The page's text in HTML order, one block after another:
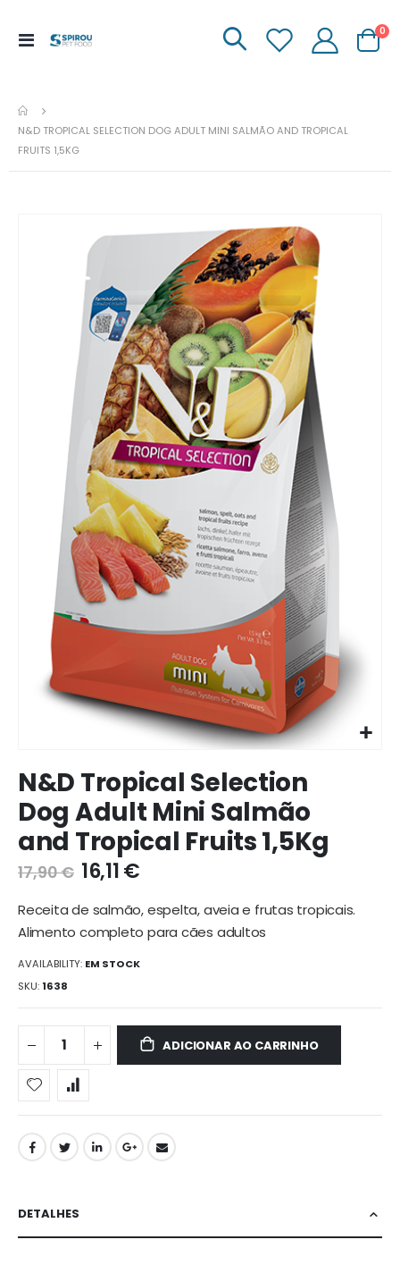
Menu
0
N&D TROPICAL SELECTION DOG ADULT MINI SALMÃO AND TROPICAL
FRUITS 1,5KG
para
o
início
da
galeria
de
N&D Tropical Selection
Dog Adult Mini Salmão
and Tropical Fruits 1,5Kg
17,90 € 16,11 €
Receita de salmão, espelta, aveia e frutas tropicais.
Alimento completo para cães adultos
AVAILABILITY: EM STOCK
SKU 1638
ADICIONAR AO CARRINHO
DETALHES